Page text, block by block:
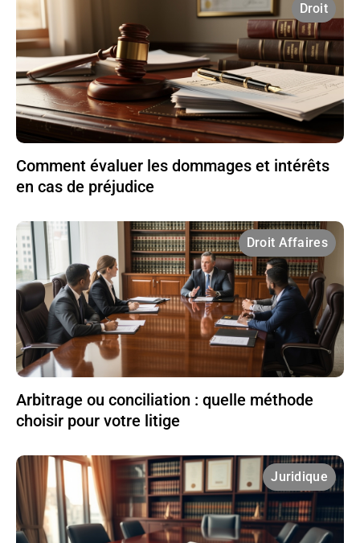
Droit
Comment évaluer les dommages et intérêts
en cas de préjudice
Droit Affaires
Arbitrage ou conciliation : quelle méthode
choisir pour votre litige
Juridique